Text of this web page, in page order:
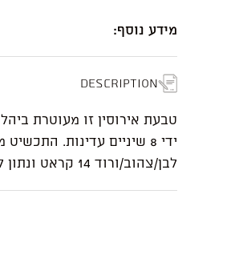
מידע נוסף:
Description
טבעת אירוסין זו מעוטרת
ידי 8 שיניים עדינות.
לבן/צהוב/ורוד 14 קראט ונתון לשינויים עד הפרטים הקטנים.